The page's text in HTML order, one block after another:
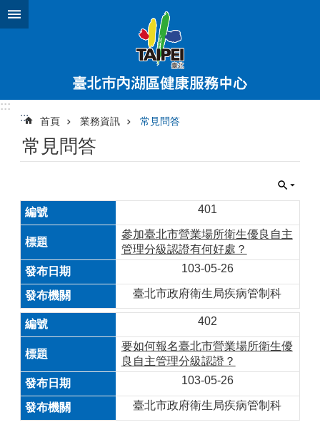
跳到主要內容區塊
:::
:::
首頁 業務資訊 常見問答
常見問答
401
參加臺北市營業場所衛生優良自主
管理分級認證有何好處？
103-05-26
臺北市政府衛生局疾病管制科
402
要如何報名臺北市營業場所衛生優
良自主管理分級認證？
103-05-26
臺北市政府衛生局疾病管制科